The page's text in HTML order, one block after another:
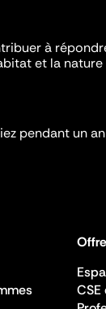
à
et la nature
pendant un